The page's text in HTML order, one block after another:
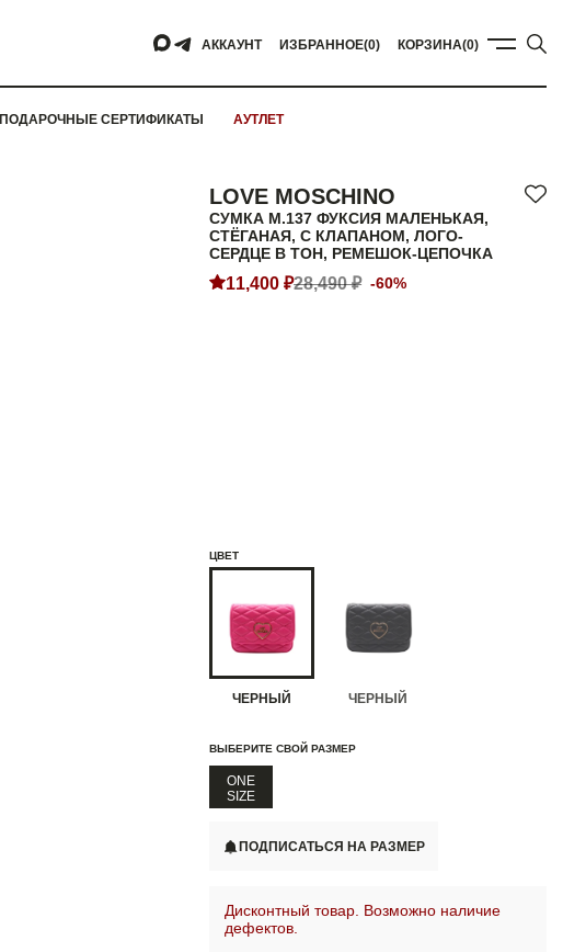
АККАУНТ ИЗБРАННОЕ(0) КОРЗИНА(0)
ПОДАРОЧНЫЕ СЕРТИФИКАТЫ АУТЛЕТ
LOVE MOSCHINO
СУМКА M.137 ФУКСИЯ МАЛЕНЬКАЯ,
СТЁГАНАЯ, С КЛАПАНОМ, ЛОГО-
СЕРДЦЕ В ТОН, РЕМЕШОК-ЦЕПОЧКА
11,400 ₽28,490 ₽ -60%
ЦВЕТ
ЧЕРНЫЙ ЧЕРНЫЙ
ВЫБЕРИТЕ СВОЙ РАЗМЕР
ONE
SIZE
ПОДПИСАТЬСЯ НА РАЗМЕР
Дисконтный товар. Возможно наличие
дефектов.